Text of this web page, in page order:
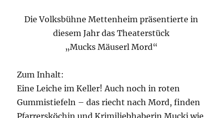
Die Volksbühne Mettenheim präsentierte in
diesem Jahr das Theaterstück
„Mucks Mäuserl Mord“
Zum Inhalt:
Eine Leiche im Keller! Auch noch in roten
Gummistiefeln – das riecht nach Mord, finden
Pfarrersköchin und Krimiliebhaberin Mucki wie